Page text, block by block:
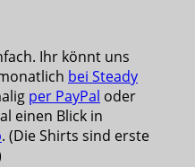
Ihr könnt uns
bei Steady
per PayPal oder
einen Blick in
. (Die Shirts sind erste